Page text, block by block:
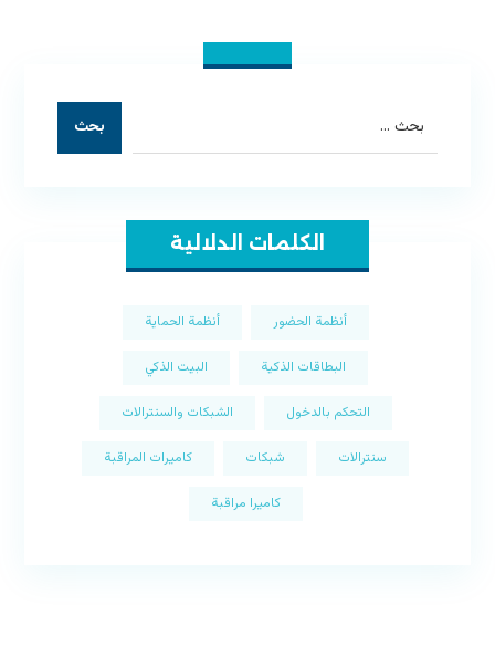
بحث
الكلمات الدلالية
أنظمة الحضور أنظمة الحماية
البطاقات الذكية البيت الذكي
التحكم بالدخول الشبكات والسنترالات
سنترالات شبكات كاميرات المراقبة
كاميرا مراقبة